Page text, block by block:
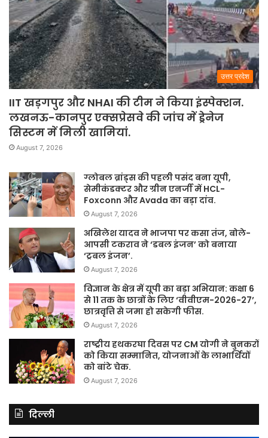
उत्तर प्रदेश
IIT खड़गपुर और NHAI की टीम ने किया इंस्पेक्शन.
लखनऊ-कानपुर एक्सप्रेसवे की जांच में ड्रेनेज
सिस्टम में मिली खामियां.
August 7, 2026
ग्लोबल ब्रांड्स की पहली पसंद बना यूपी,
सेमीकंडक्टर और ग्रीन एनर्जी में HCL-
Foxconn और Avada का बड़ा दांव.
August 7, 2026
अखिलेश यादव ने भाजपा पर कसा तंज, बोले-
आपसी टकराव ने ‘डबल इंजन’ को बनाया
‘ट्रबल इंजन’.
August 7, 2026
विज्ञान के क्षेत्र में यूपी का बड़ा अभियान: कक्षा 6
से 11 तक के छात्रों के लिए ‘वीवीएम-2026-27’,
छात्रवृत्ति से जमा हो सकेगी फीस.
August 7, 2026
राष्ट्रीय हथकरघा दिवस पर CM योगी ने बुनकरों
को किया सम्मानित, योजनाओं के लाभार्थियों
को बांटे चेक.
August 7, 2026
दिल्ली